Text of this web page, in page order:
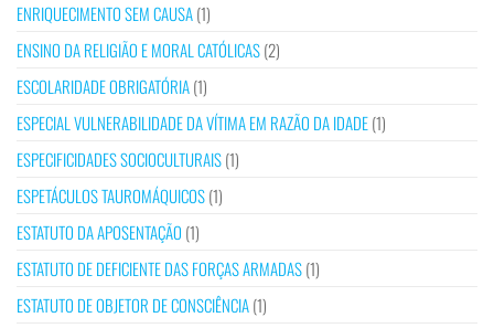
ENRIQUECIMENTO SEM CAUSA(1)
ENSINO DA RELIGIÃO E MORAL CATÓLICAS(2)
ESCOLARIDADE OBRIGATÓRIA(1)
ESPECIAL VULNERABILIDADE DA VÍTIMA EM RAZÃO DA IDADE(1)
ESPECIFICIDADES SOCIOCULTURAIS(1)
ESPETÁCULOS TAUROMÁQUICOS(1)
ESTATUTO DA APOSENTAÇÃO (1)
ESTATUTO DE DEFICIENTE DAS FORÇAS ARMADAS(1)
ESTATUTO DE OBJETOR DE CONSCIÊNCIA(1)